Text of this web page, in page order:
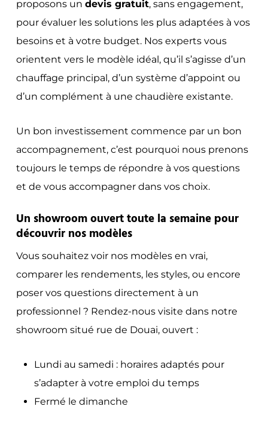
proposons un devis gratuit, sans engagement,
pour évaluer les solutions les plus adaptées à vos
besoins et à votre budget. Nos experts vous
orientent vers le modèle idéal, qu’il s’agisse d’un
chauffage principal, d’un système d’appoint ou
d’un complément à une chaudière existante.
Un bon investissement commence par un bon
accompagnement, c’est pourquoi nous prenons
toujours le temps de répondre à vos questions
et de vous accompagner dans vos choix.
Un showroom ouvert toute la semaine pour
découvrir nos modèles
Vous souhaitez voir nos modèles en vrai,
comparer les rendements, les styles, ou encore
poser vos questions directement à un
professionnel ? Rendez-nous visite dans notre
showroom situé rue de Douai, ouvert :
Lundi au samedi : horaires adaptés pour
s’adapter à votre emploi du temps
Fermé le dimanche